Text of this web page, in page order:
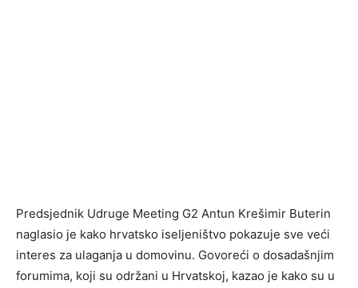
Predsjednik Udruge Meeting G2 Antun Krešimir Buterin
naglasio je kako hrvatsko iseljeništvo pokazuje sve veći
interes za ulaganja u domovinu. Govoreći o dosadašnjim
forumima, koji su održani u Hrvatskoj, kazao je kako su u